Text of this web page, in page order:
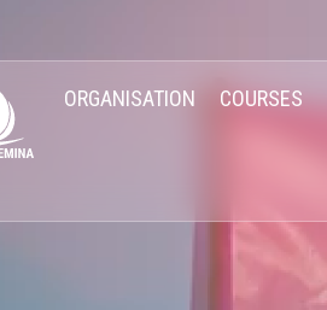
ORGANISATION COURSES